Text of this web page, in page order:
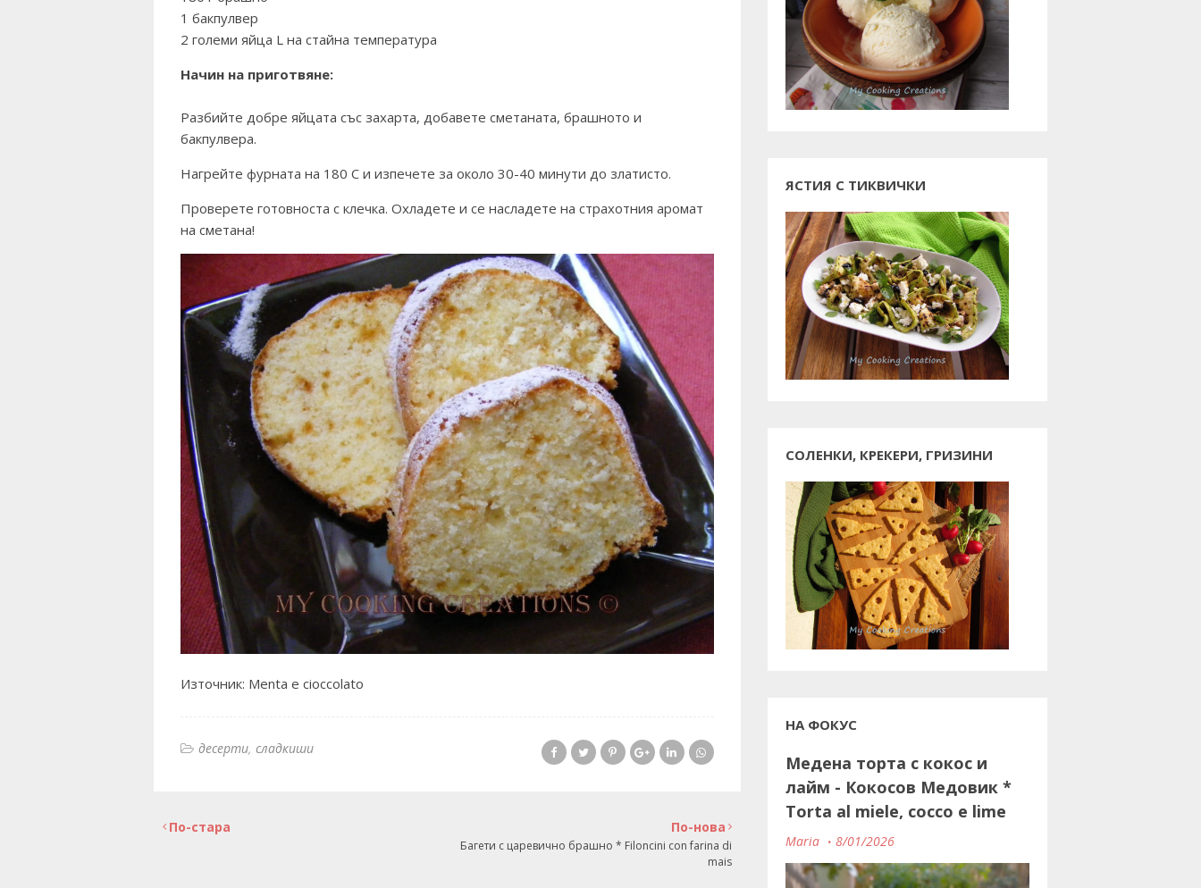
1 бакпулвер
2 големи яйца L на стайна температура
Начин на приготвяне:
Разбийте добре яйцата със захарта, добавете сметаната, брашното и
бакпулвера.
Нагрейте фурната на 180 С и изпечете за около 30-40 минути до златисто.
Проверете готовноста с клечка. Охладете и се насладете на страхотния аромат
на сметана!
Източник: Menta e cioccolato
десерти сладкиши
По-нова
Багети с царевично брашно * Filoncini con farina di
mais
По-стара
ЯСТИЯ С ТИКВИЧКИ
СОЛЕНКИ, КРЕКЕРИ, ГРИЗИНИ
НА ФОКУС
Медена торта с кокос и
лайм - Кокосов Медовик *
Torta al miele, cocco e lime
Maria 8/01/2026